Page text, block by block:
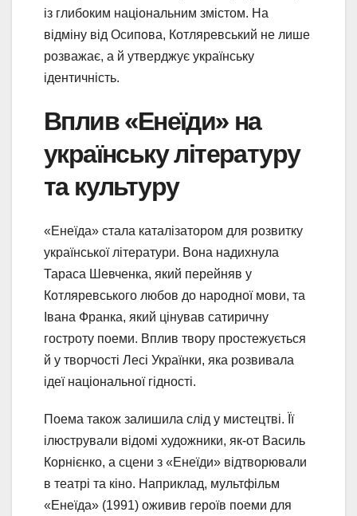
із глибоким національним змістом. На
відміну від Осипова, Котляревський не лише
розважає, а й утверджує українську
ідентичність.
Вплив «Енеїди» на
українську літературу
та культуру
«Енеїда» стала каталізатором для розвитку
української літератури. Вона надихнула
Тараса Шевченка, який перейняв у
Котляревського любов до народної мови, та
Івана Франка, який цінував сатиричну
гостроту поеми. Вплив твору простежується
й у творчості Лесі Українки, яка розвивала
ідеї національної гідності.
Поема також залишила слід у мистецтві. Її
ілюстрували відомі художники, як-от Василь
Корнієнко, а сцени з «Енеїди» відтворювали
в театрі та кіно. Наприклад, мультфільм
«Енеїда» (1991) оживив героїв поеми для